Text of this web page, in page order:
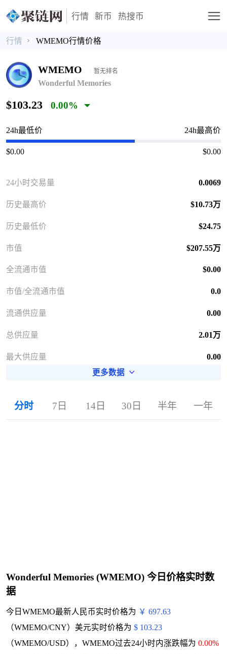
行情 新币 热搜币
行情 WMEMO行情价格
WMEMO 暂无排名
Wonderful Memories
$103.23 0.00%
24h最低价 24h最高价
$0.00 $0.00
24小时交易量 0.0069
历史最高价 $10.73万
历史最低价 $24.75
市值 $207.55万
全流通市值 $0.00
市值/全流通市值 0.0
流通供应量 0.00
总供应量 2.01万
最大供应量
0.00
更多数据
分时 7日 14日 30日 半年 一年
Wonderful Memories (WMEMO) 今日价格实时数
据
今日WMEMO最新人民币实时价格为 ￥ 697.63
（WMEMO/CNY）美元实时价格为 $ 103.23
（WMEMO/USD），WMEMO过去24小时内涨跌幅为 0.00%